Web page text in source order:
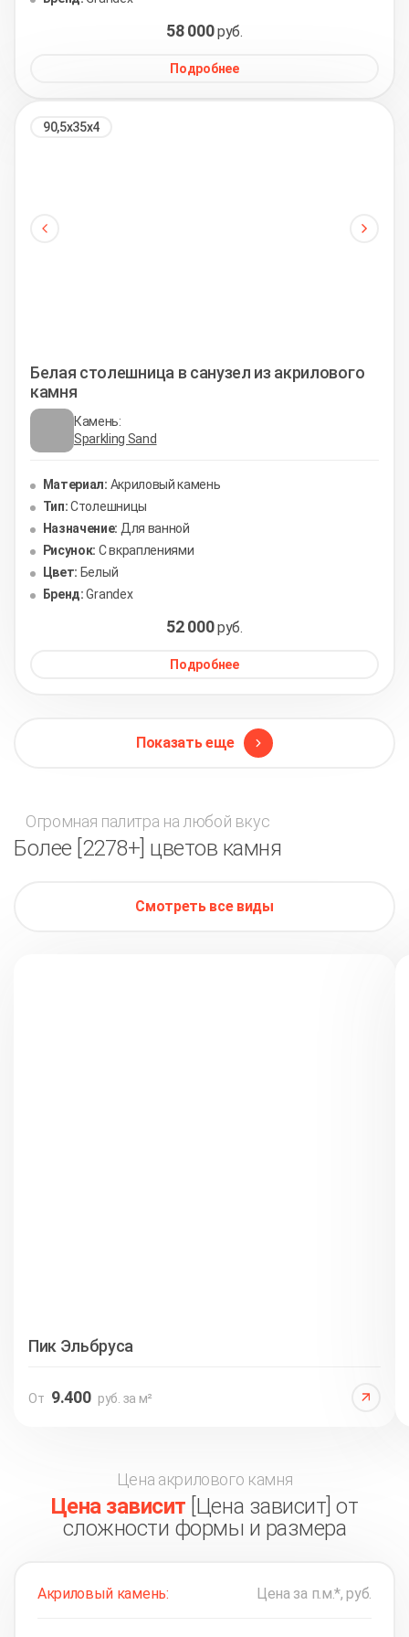
58 000руб.
Подробнее
90,5х35х4
Белая столешница в санузел из акрилового
камня
Камень:
Sparkling Sand
Материал: Акриловый камень
Тип:Столешницы
Назначение: Для ванной
Рисунок: С вкраплениями
Цвет: Белый
Бренд: Grandex
52 000руб.
Подробнее
Показать еще
Огромная палитра на любой вкус
Более [2278+] цветов камня
Смотреть все виды
Пик Эльбруса
От 9.400 руб. за м²
Цена акрилового камня
Цена зависит [Цена зависит] от
сложности формы и размера
Акриловый камень: Цена за п.м.*, руб.